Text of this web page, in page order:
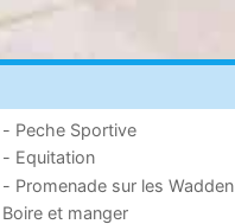
- Peche Sportive
- Equitation
- Promenade sur les Wadden
Boire et manger